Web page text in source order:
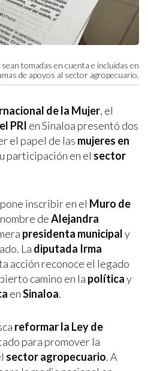
tomadas en cuenta e incluidas en
de apoyos al sector agropecuario.
de la Mujer, el
PRI en Sinaloa presentó dos
el papel de las mujeres en
participación en el sector
inscribir en el Muro de
deAlejandra
presidenta municipaly
La diputada Irma
acción reconoce el legado
camino en la políticay
enSinaloa.
reformar la Ley de
para promover la
sector agropecuario. A